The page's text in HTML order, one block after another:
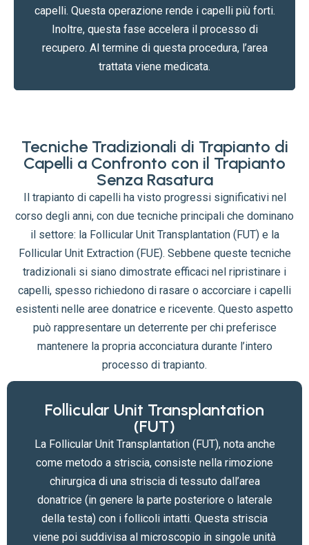
capelli. Questa operazione rende i capelli più forti.
Inoltre, questa fase accelera il processo di
recupero. Al termine di questa procedura, l’area
trattata viene medicata.
Tecniche Tradizionali di Trapianto di
Capelli a Confronto con il Trapianto
Senza Rasatura
Il trapianto di capelli ha visto progressi significativi nel
corso degli anni, con due tecniche principali che dominano
il settore: la Follicular Unit Transplantation (FUT) e la
Follicular Unit Extraction (FUE). Sebbene queste tecniche
tradizionali si siano dimostrate efficaci nel ripristinare i
capelli, spesso richiedono di rasare o accorciare i capelli
esistenti nelle aree donatrice e ricevente. Questo aspetto
può rappresentare un deterrente per chi preferisce
mantenere la propria acconciatura durante l’intero
processo di trapianto.
Follicular Unit Transplantation
(FUT)
La Follicular Unit Transplantation (FUT), nota anche
come metodo a striscia, consiste nella rimozione
chirurgica di una striscia di tessuto dall’area
donatrice (in genere la parte posteriore o laterale
della testa) con i follicoli intatti. Questa striscia
viene poi suddivisa al microscopio in singole unità